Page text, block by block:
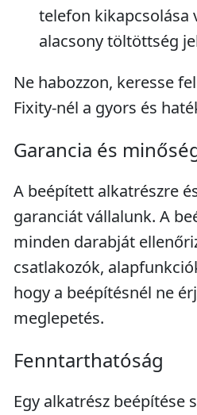
telefon kikapcsolása
alacsony töltöttség
Ne habozzon, keresse
Fixity-nél a gyors és
Garancia és
A beépített alkatrészre
garanciát vállalunk. A
minden darabját
csatlakozók,
hogy a beépítésnél ne
meglepetés.
Fenntarthatóság
Egy alkatrész beépítése